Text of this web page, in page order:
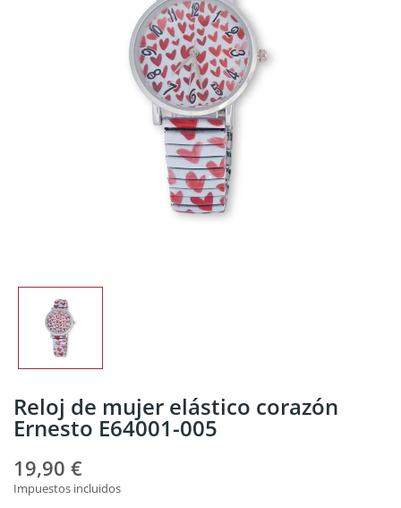
Reloj de mujer elástico corazón
Ernesto E64001-005
19,90 €
Impuestos incluidos